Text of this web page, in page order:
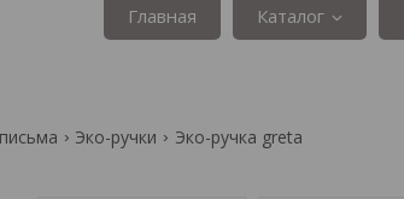
Главная Каталог
Эко-ручки Эко-ручка greta